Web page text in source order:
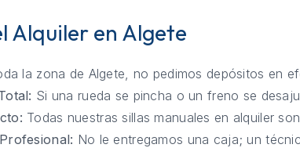
Alquiler en Algete
la zona de Algete, no pedimos depósitos en
Si una rueda se pincha o un freno se
Todas nuestras sillas manuales en alquiler
No le entregamos una caja; un